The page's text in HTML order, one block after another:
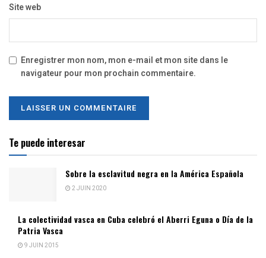
Site web
Enregistrer mon nom, mon e-mail et mon site dans le
navigateur pour mon prochain commentaire.
Te puede interesar
Sobre la esclavitud negra en la América Española
2 JUIN 2020
La colectividad vasca en Cuba celebró el Aberri Eguna o Día de la
Patria Vasca
9 JUIN 2015